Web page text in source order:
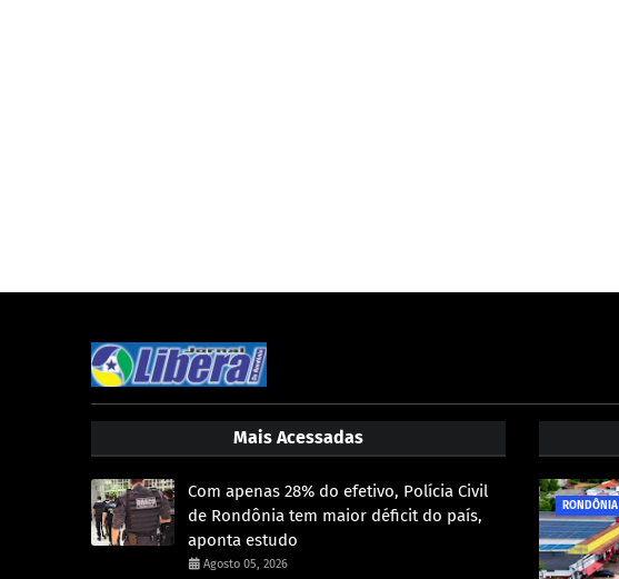
Mais Acessadas
Com apenas 28% do efetivo, Polícia Civil
de Rondônia tem maior déficit do país,
aponta estudo
Agosto 05, 2026
RONDÔNIA